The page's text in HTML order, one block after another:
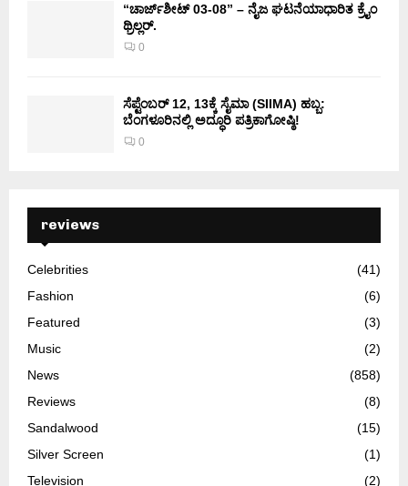
“ಚಾರ್ಜ್‌ಶೀಟ್ 03-08” – ನೈಜ ಘಟನೆಯಾಧಾರಿತ ಕ್ರೈಂ
ಥ್ರಿಲ್ಲರ್.
0
ಸೆಪ್ಟೆಂಬರ್ 12, 13ಕ್ಕೆ ಸೈಮಾ (SIIMA) ಹಬ್ಬ:
ಬೆಂಗಳೂರಿನಲ್ಲಿ ಅದ್ಧೂರಿ ಪತ್ರಿಕಾಗೋಷ್ಠಿ!
0
reviews
Celebrities
(41)
Fashion
(6)
Featured
(3)
Music
(2)
News
(858)
Reviews
(8)
Sandalwood
(15)
Silver Screen
(1)
Television
(2)